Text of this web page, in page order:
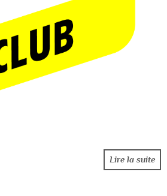
Lire la suite